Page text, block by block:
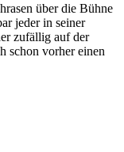
über die Bühne
jeder in seiner
zufällig auf der
schon vorher einen